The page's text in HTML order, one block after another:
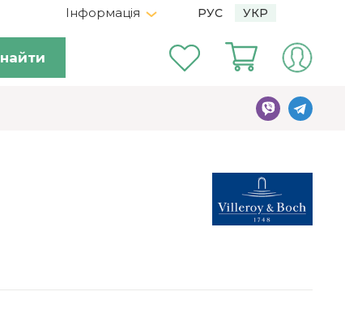
Інформація РУС УКР